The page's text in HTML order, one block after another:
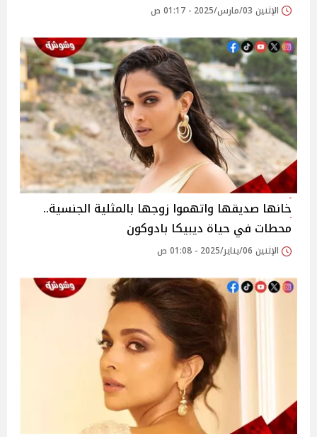
الإثنين 03/مارس/2025 - 01:17 ص
خانها صديقها واتهموا زوجها بالمثلية الجنسية..
محطات في حياة ديبيكا بادوكون
الإثنين 06/يناير/2025 - 01:08 ص